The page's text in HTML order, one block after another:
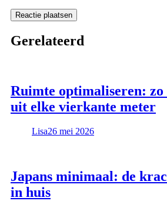
Gerelateerd
Ruimte optimaliseren: zo
uit elke vierkante meter
Lisa26 mei 2026
Japans minimaal: de
in huis